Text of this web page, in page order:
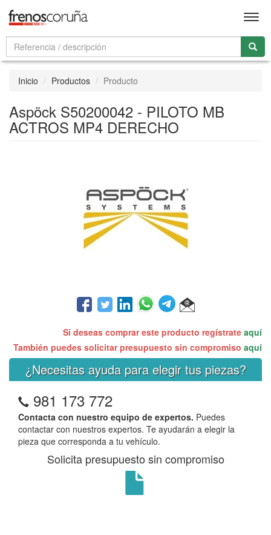
Inicio Productos Producto
Aspöck S50200042 - PILOTO MB
ACTROS MP4 DERECHO
Si deseas comprar este producto regístrate aquí
También puedes solicitar presupuesto sin compromiso aquí
¿Necesitas ayuda para elegir tus piezas?
981 173 772
Contacta con nuestro equipo de expertos. Puedes
contactar con nuestros expertos. Te ayudarán a elegir la
pieza que corresponda a tu vehículo.
Solicita presupuesto sin compromiso